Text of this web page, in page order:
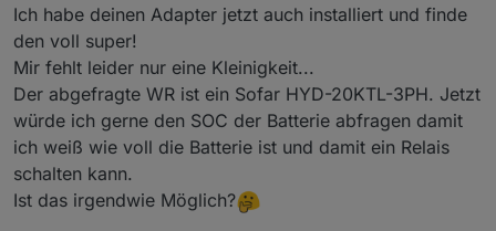
Ich habe deinen Adapter jetzt auch installiert und finde
den voll super!
Mir fehlt leider nur eine Kleinigkeit...
Der abgefragte WR ist ein Sofar HYD-20KTL-3PH. Jetzt
würde ich gerne den SOC der Batterie abfragen damit
ich weiß wie voll die Batterie ist und damit ein Relais
schalten kann.
Ist das irgendwie Möglich?